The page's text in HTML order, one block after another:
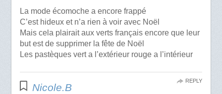
La mode écomoche a encore frappé
C’est hideux et n’a rien à voir avec Noël
Mais cela plairait aux verts français encore que leur
but est de supprimer la fête de Noël
Les pastèques vert a l’extérieur rouge a l’intérieur
Nicole.B
REPLY